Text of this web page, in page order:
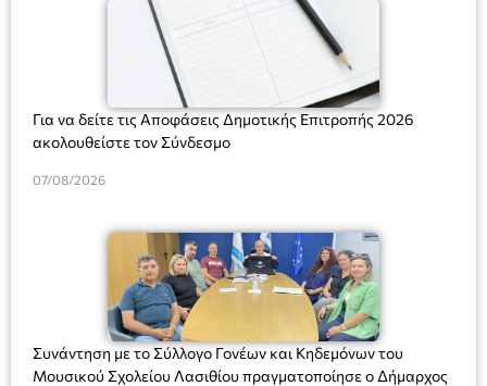
Για να δείτε τις Αποφάσεις Δημοτικής Επιτροπής 2026
ακολουθείστε τον Σύνδεσμο
07/08/2026
Συνάντηση με το Σύλλογο Γονέων και Κηδεμόνων του
Μουσικού Σχολείου Λασιθίου πραγματοποίησε ο Δήμαρχος